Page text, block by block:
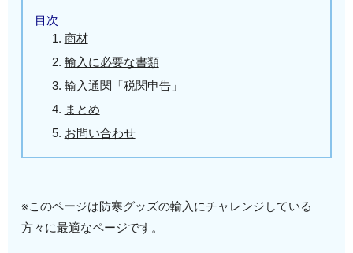
目次
商材
輸入に必要な書類
輸入通関「税関申告」
まとめ
お問い合わせ
※このページは防寒グッズの輸入にチャレンジしている
方々に最適なページです。